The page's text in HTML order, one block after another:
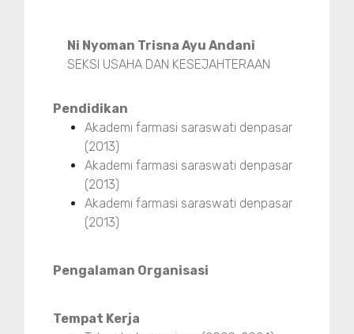
Ni Nyoman Trisna Ayu Andani
SEKSI USAHA DAN KESEJAHTERAAN
Pendidikan
Akademi farmasi saraswati denpasar
(2013)
Akademi farmasi saraswati denpasar
(2013)
Akademi farmasi saraswati denpasar
(2013)
Pengalaman Organisasi
Tempat Kerja